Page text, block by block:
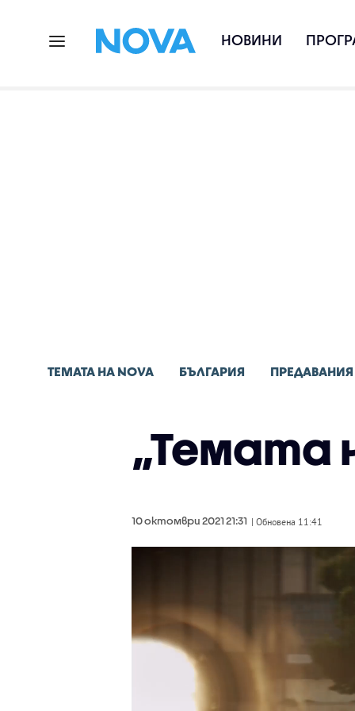
НОВИНИ
ТЕМАТА НА NOVA БЪЛГАРИЯ ПРЕДАВАНИЯ
„Темата
10 октомври 2021 21:31 | Обновена 11:41